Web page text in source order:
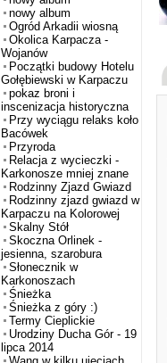
nowy album
Ogród Arkadii wiosną
Okolica Karpacza -
Wojanów
Początki budowy Hotelu
Gołębiewski w Karpaczu
pokaz broni i
inscenizacja historyczna
Przy wyciągu relaks koło
Bacówek
Przyroda
Relacja z wycieczki -
Karkonosze mniej znane
Rodzinny Zjazd Gwiazd
Rodzinny zjazd gwiazd w
Karpaczu na Kolorowej
Skalny Stół
Skoczna Orlinek -
jesienna, szarobura
Słonecznik w
Karkonoszach
Śnieżka
Śnieżka z góry :)
Termy Cieplickie
Urodziny Ducha Gór - 19
lipca 2014